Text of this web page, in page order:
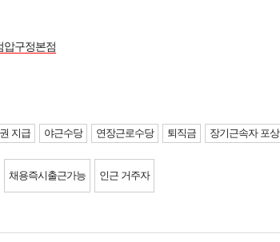
압구정본점
지급 야근수당 연장근로수당 퇴직금 장기근속자 포상
채용즉시출근가능 인근 거주자